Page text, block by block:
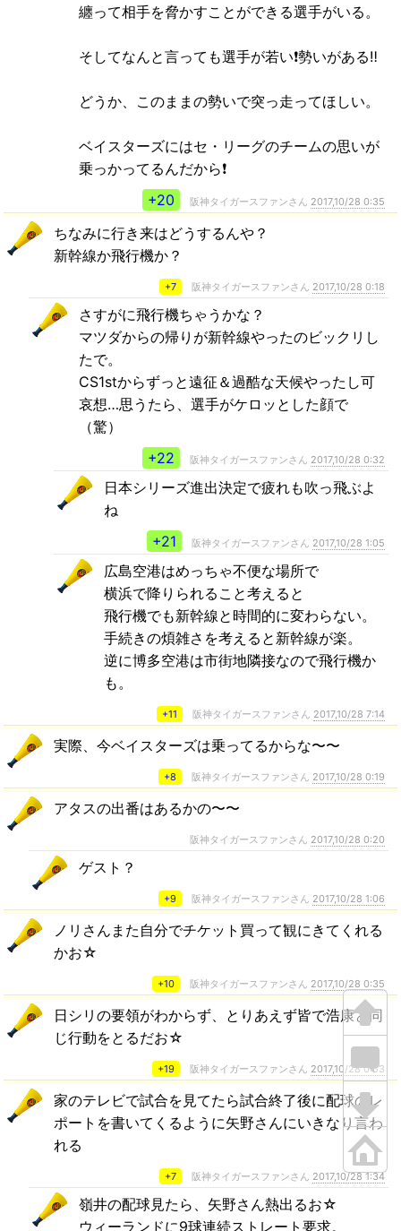
纏って相手を脅かすことができる選手がいる。
そしてなんと言っても選手が若い❗勢いがある‼
どうか、このままの勢いで突っ走ってほしい。
ベイスターズにはセ・リーグのチームの思いが
乗っかってるんだから❗
+20
阪神タイガースファンさん 2017,10/28 0:35
ちなみに行き来はどうするんや？
新幹線か飛行機か？
+7 阪神タイガースファンさん 2017,10/28 0:18
さすがに飛行機ちゃうかな？
マツダからの帰りが新幹線やったのビックリし
たで。
CS1stからずっと遠征＆過酷な天候やったし可
哀想…思うたら、選手がケロッとした顔で
（驚）
+22
阪神タイガースファンさん 2017,10/28 0:32
日本シリーズ進出決定で疲れも吹っ飛ぶよ
ね
+21
阪神タイガースファンさん 2017,10/28 1:05
広島空港はめっちゃ不便な場所で
横浜で降りられること考えると
飛行機でも新幹線と時間的に変わらない。
手続きの煩雑さを考えると新幹線が楽。
逆に博多空港は市街地隣接なので飛行機か
も。
+11 阪神タイガースファンさん 2017,10/28 7:14
実際、今ベイスターズは乗ってるからな〜〜
+8 阪神タイガースファンさん 2017,10/28 0:19
アタスの出番はあるかの〜〜
阪神タイガースファンさん 2017,10/28 0:20
ゲスト？
+9 阪神タイガースファンさん 2017,10/28 1:06
ノリさんまた自分でチケット買って観にきてくれる
かお☆
+10 阪神タイガースファンさん 2017,10/28 0:35
日シリの要領がわからず、とりあえず皆で浩康と同
じ行動をとるだお☆
+19 阪神タイガースファンさん 2017,10/28 0:53
家のテレビで試合を見てたら試合終了後に配球のレ
ポートを書いてくるように矢野さんにいきなり言わ
れる
+7 阪神タイガースファンさん 2017,10/28 1:34
嶺井の配球見たら、矢野さん熱出るお☆
ウィーランドに9球連続ストレート要求。